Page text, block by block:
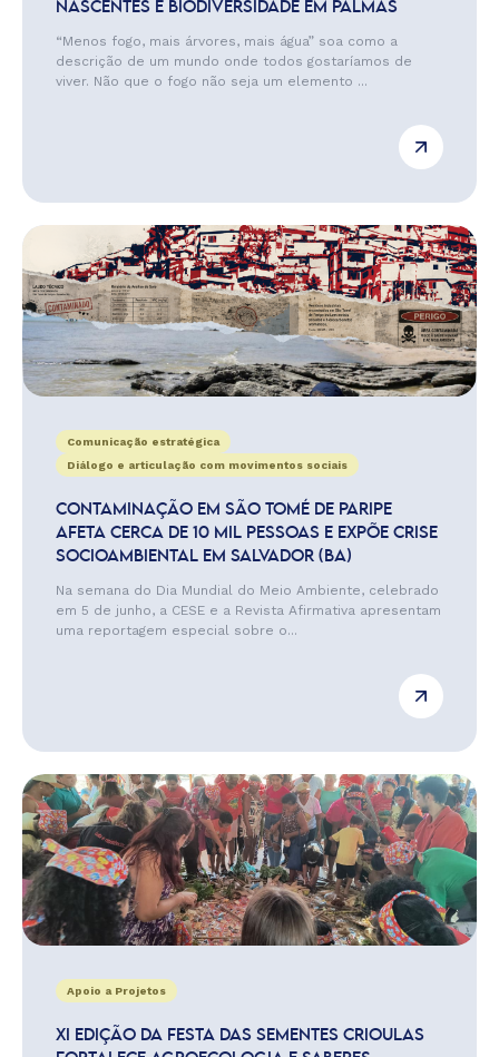
NASCENTES E BIODIVERSIDADE EM PALMAS
“Menos fogo, mais árvores, mais água” soa como a
descrição de um mundo onde todos gostaríamos de
viver. Não que o fogo não seja um elemento ...
Comunicação estratégica
Diálogo e articulação com movimentos sociais
CONTAMINAÇÃO EM SÃO TOMÉ DE PARIPE
AFETA CERCA DE 10 MIL PESSOAS E EXPÕE CRISE
SOCIOAMBIENTAL EM SALVADOR (BA)
Na semana do Dia Mundial do Meio Ambiente, celebrado
em 5 de junho, a CESE e a Revista Afirmativa apresentam
uma reportagem especial sobre o...
Apoio a Projetos
XI EDIÇÃO DA FESTA DAS SEMENTES CRIOULAS